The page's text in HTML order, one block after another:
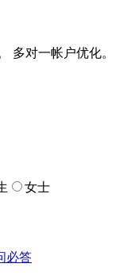
多对一帐户优化。
女士
必答